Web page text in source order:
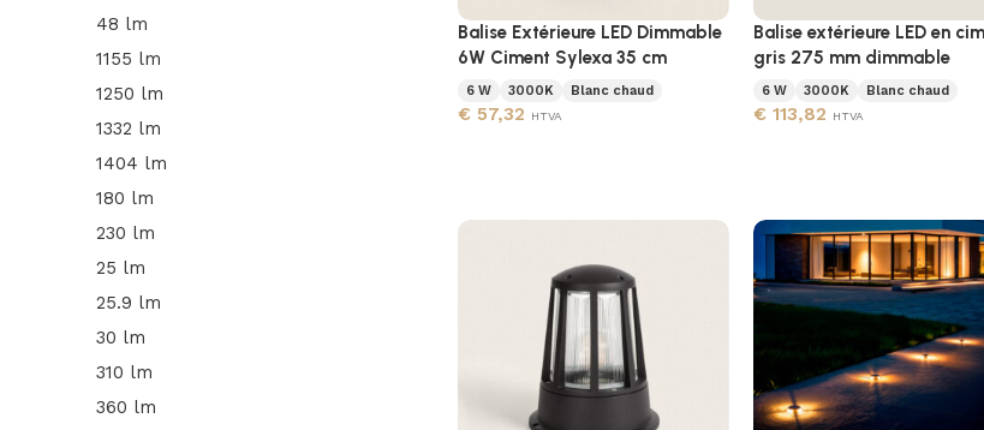
48 lm
1155 lm
1250 lm
1332 lm
1404 lm
180 lm
230 lm
25 lm
25.9 lm
30 lm
310 lm
360 lm
Balise Extérieure LED Dimmable
6W Ciment Sylexa 35 cm
6 W 3000K Blanc chaud
€ 57,32 HTVA
Balise extérieure LED en
gris 275 mm dimmable
6 W 3000K Blanc chaud
€113,82 HTVA